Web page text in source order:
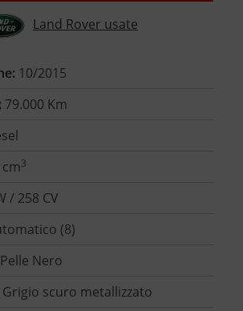
Land Rover usate
10/2015
79.000 Km
3
/ 258 CV
(8)
Pelle Nero
Grigio scuro metallizzato